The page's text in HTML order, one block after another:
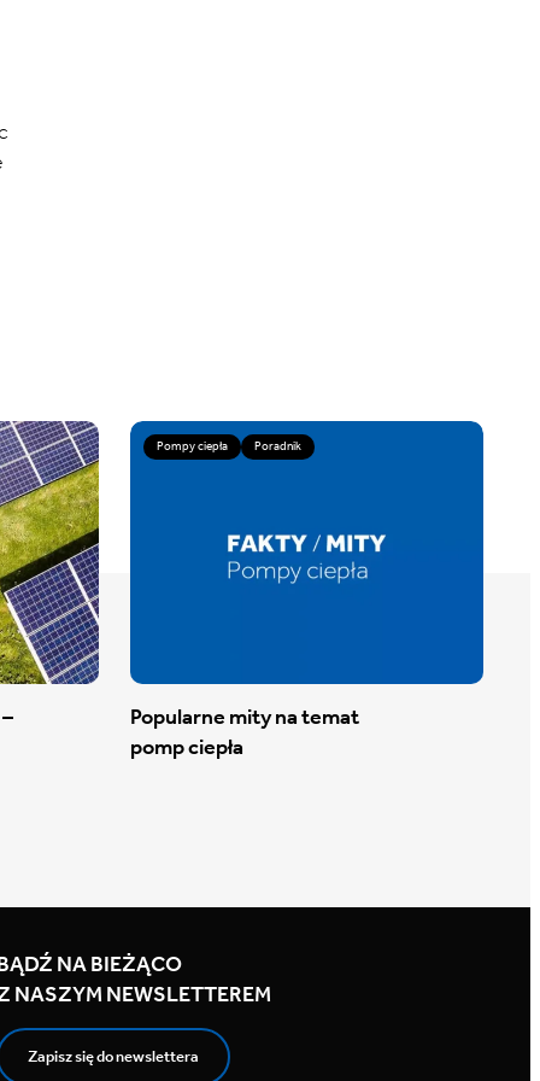
Pompy ciepła Poradnik
Popularne mity na temat
pomp ciepła
NA BIEŻĄCO
NASZYM NEWSLETTEREM
Zapisz się do newslettera